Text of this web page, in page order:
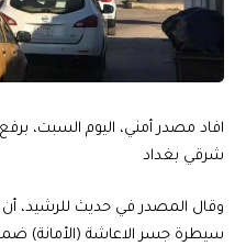
افاد مصدر أمني، اليوم السبت،
شرقي بغداد
وقال المصدر في حديث للرشيد، أن
سيطرة جسر الاعاشة (الأمانة)